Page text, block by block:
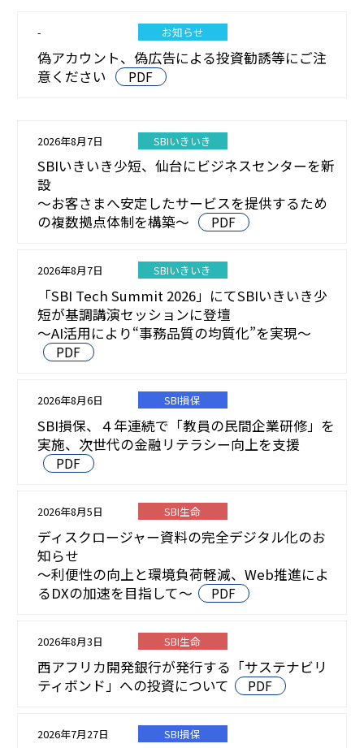
- お知らせ
偽アカウント、偽広告による投資勧誘等にご注
意ください
PDF
2026年8月7日 SBIいきいき
SBIいきいき少短、仙台にビジネスセンターを新
設
～お客さまへ安定したサービスを提供するため
の複数拠点体制を構築～
PDF
2026年8月7日 SBIいきいき
「SBI Tech Summit 2026」にてSBIいきいき少
短が基調講演セッションに登壇
～AI活用により“事務品質の均質化”を実現～
PDF
2026年8月6日 SBI損保
SBI損保、４年連続で「教員の民間企業研修」を
実施、次世代の金融リテラシー向上を支援
PDF
2026年8月5日 SBI生命
ディスクロージャー資料の完全デジタル化のお
知らせ
～利便性の向上と環境負荷軽減、Web推進によ
るDXの加速を目指して～
PDF
2026年8月3日 SBI生命
西アフリカ開発銀行が発行する「サステナビリ
ティボンド」への投資について
PDF
2026年7月27日 SBI損保